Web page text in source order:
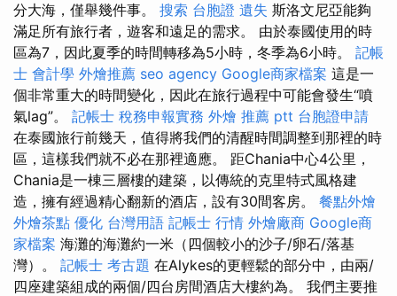
分大海，僅舉幾件事。 搜索 台胞證 遺失 斯洛文尼亞能夠
滿足所有旅行者，遊客和遠足的需求。 由於泰國使用的時
區為7，因此夏季的時間轉移為5小時，冬季為6小時。 記帳
士 會計學 外燴推薦 seo agency Google商家檔案 這是一
個非常重大的時間變化，因此在旅行過程中可能會發生“噴
氣lag”。 記帳士 稅務申報實務 外燴 推薦 ptt 台胞證申請
在泰國旅行前幾天，值得將我們的清醒時間調整到那裡的時
區，這樣我們就不必在那裡適應。 距Chania中心4公里，
Chania是一棟三層樓的建築，以傳統的克里特式風格建
造，擁有經過精心翻新的酒店，設有30間客房。 餐點外燴
外燴茶點 優化 台灣用語 記帳士 行情 外燴廠商 Google商
家檔案 海灘的海灘約一米（四個較小的沙子/卵石/落基
灣）。 記帳士 考古題 在Alykes的更輕鬆的部分中，由兩/
四座建築組成的兩個/四台房間酒店大樓約為。 我們主要推